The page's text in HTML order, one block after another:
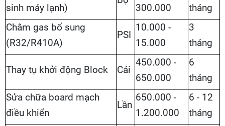
sinh máy lạnh)
300.000
tháng
Châm gas bổ sung
(R32/R410A)
PSI
10.000 -
15.000
3
tháng
Thay tụ khởi động Block Cái
450.000 -
650.000
6
tháng
Sửa chữa board mạch
điều khiển
Lần
650.000 -
1.200.000
6 - 12
tháng